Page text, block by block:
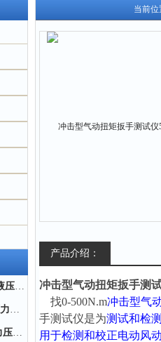
液压扭力扳手拧螺丝_拧螺丝液压扭力工具
20吨左右的高精度柱式数显压力测量仪 柱状数显压力传感器测力仪厂家
车门防夹力测力计 车门夹紧力压力测量仪厂家
当前位
产品介绍：
冲击型气动扭矩扳手测
找0-500N.m冲击型气
手测试仪是为测试和检
用于检测和校正电动风